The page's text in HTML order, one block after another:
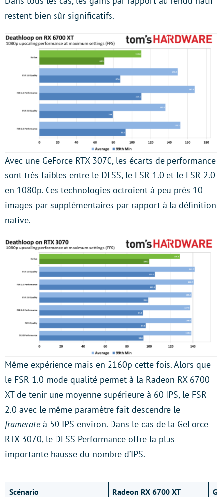
restent bien sûr significatifs.
Avec une GeForce RTX 3070, les écarts de performance
sont très faibles entre le DLSS, le FSR 1.0 et le FSR 2.0
en 1080p. Ces technologies octroient à peu près 10
images par supplémentaires par rapport à la définition
native.
Même expérience mais en 2160p cette fois. Alors que
le FSR 1.0 mode qualité permet à la Radeon RX 6700
XT de tenir une moyenne supérieure à 60 IPS, le FSR
2.0 avec le même paramètre fait descendre le
framerateà 50 IPS environ. Dans le cas de la GeForce
RTX 3070, le DLSS Performance offre la plus
importante hausse du nombre d’IPS.
Scénario Radeon RX 6700 XT